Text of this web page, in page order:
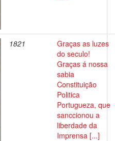
1821
Graças as luzes
do seculo!
Graças á nossa
sabia
Constituição
Politica
Portugueza, que
sanccionou a
liberdade da
Imprensa [...]